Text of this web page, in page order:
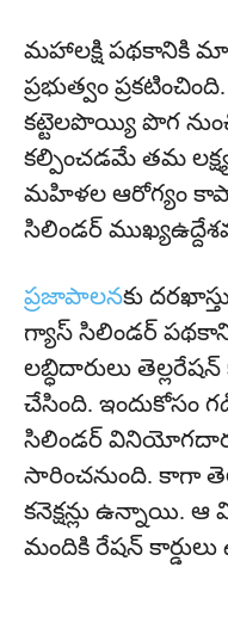
మహాలక్షి పథకానికి
ప్రభుత్వం
కట్టెలపొయ్యి పొగ
కల్పించడమే తమ
మహిళల ఆరోగ్యం
సిలిండర్
ప్రజాపాలనకు
గ్యాస్ సిలిండర్
లబ్ధిదారులు తెల్లరేషన్
చేసింది. ఇందుకోసం
సిలిండర్
సారించనుంది. కాగా
కనెక్షన్లు ఉన్నాయి. ఆ
మందికి రేషన్